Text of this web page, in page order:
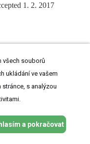
1. 2. 2017
všech souborů
ukládání ve vašem
stránce, s analýzou
a pokračovat